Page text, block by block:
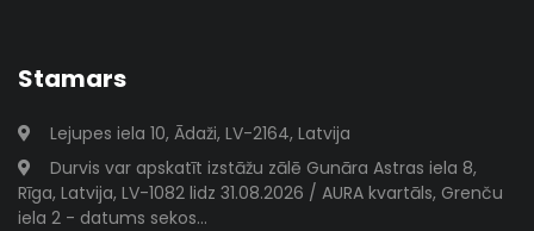
Stamars
Lejupes iela 10, Ādaži, LV-2164, Latvija
Durvis var apskatīt izstāžu zālē Gunāra Astras iela 8,
Rīga, Latvija, LV-1082 lidz 31.08.2026 / AURA kvartāls, Grenču
iela 2 - datums sekos...